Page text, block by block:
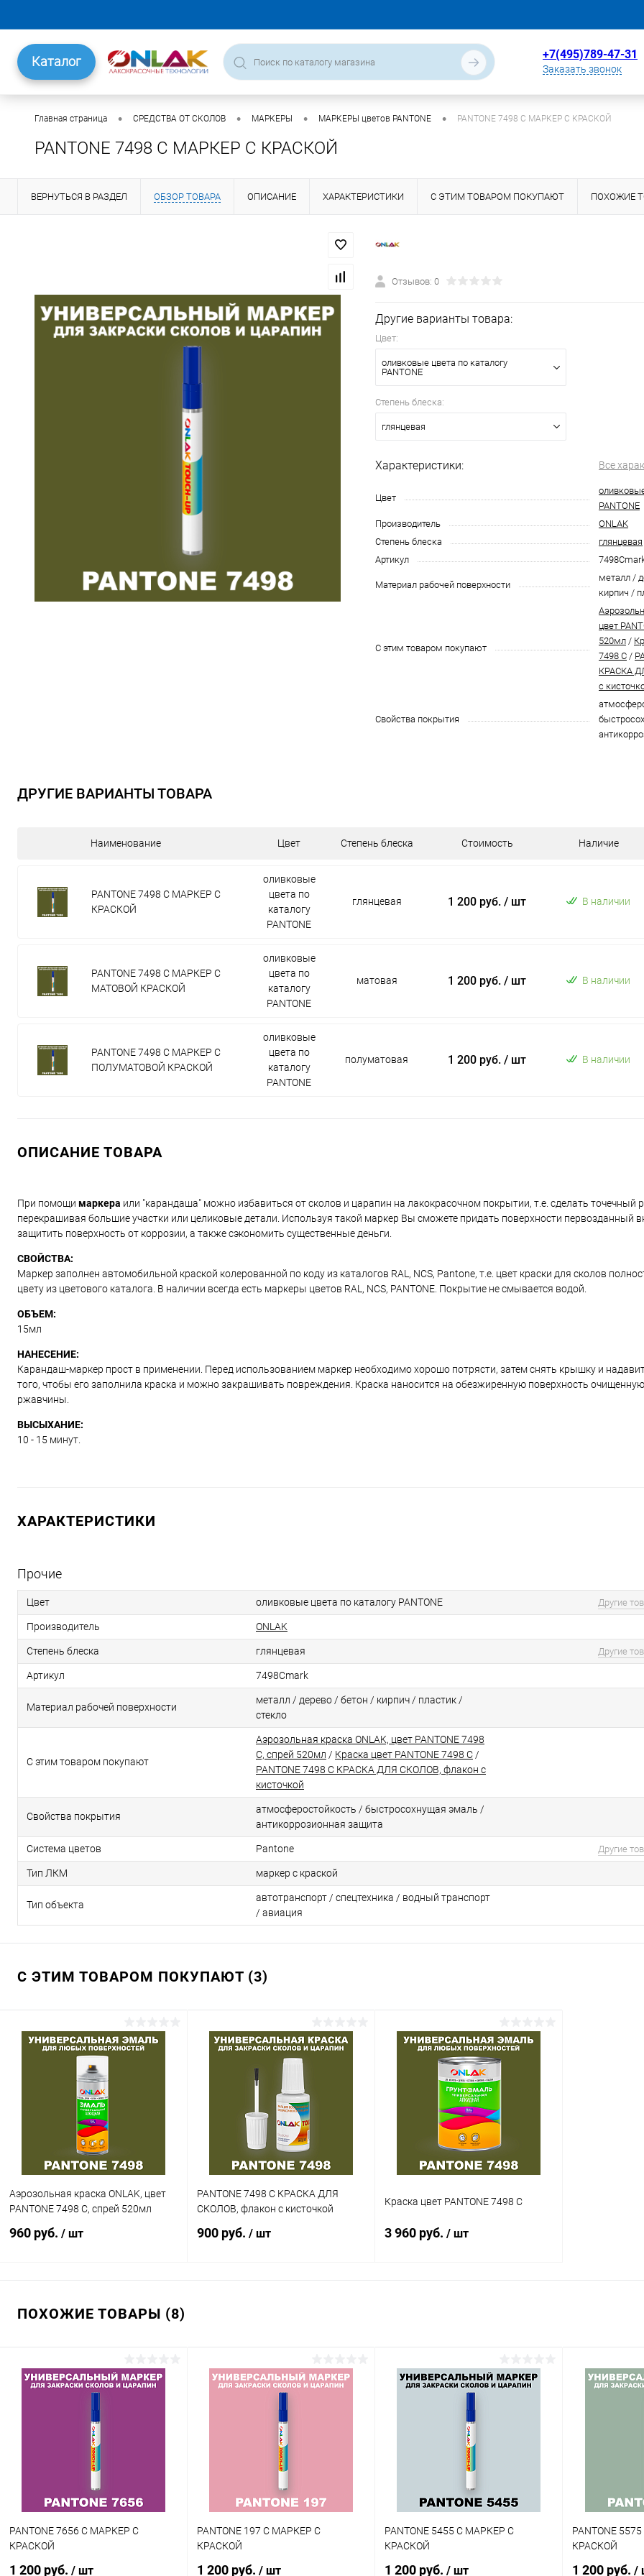
Каталог +7(495)789-47-31
Заказать звонок
Главная страница • СРЕДСТВА ОТ СКОЛОВ • МАРКЕРЫ • МАРКЕРЫ цветов PANTONE • PANTONE 7498 C МАРКЕР С КРАСКОЙ
PANTONE 7498 C МАРКЕР С КРАСКОЙ
ВЕРНУТЬСЯ В РАЗДЕЛ ОБЗОР ТОВАРА ОПИСАНИЕ ХАРАКТЕРИСТИКИ С ЭТИМ ТОВАРОМ ПОКУПАЮТ ПОХОЖИЕ
Отзывов: 0
Другие варианты товара:
Цвет:
оливковые цвета по каталогу
PANTONE
Степень блеска:
глянцевая
Характеристики: Все
Цвет
PANTONE
Производитель
ONLAK
Степень блеска
глянцевая
Артикул
Материал рабочей поверхности
металл /
кирпич /
С этим товаром покупают
цвет
520мл /
7498 C /
КРАСКА
с
Свойства покрытия
ДРУГИЕ ВАРИАНТЫ ТОВАРА
Наименование Цвет Степень блеска Стоимость Наличие
PANTONE 7498 C МАРКЕР С
КРАСКОЙ
оливковые
цвета по
каталогу
PANTONE
глянцевая 1 200 руб. / шт В наличии
PANTONE 7498 C МАРКЕР С
МАТОВОЙ КРАСКОЙ
оливковые
цвета по
каталогу
PANTONE
матовая 1 200 руб. / шт В наличии
PANTONE 7498 C МАРКЕР С
ПОЛУМАТОВОЙ КРАСКОЙ
оливковые
цвета по
каталогу
PANTONE
полуматовая 1 200 руб. / шт В наличии
ОПИСАНИЕ ТОВАРА
При помощи маркера или "карандаша" можно избавиться от сколов и царапин на лакокрасочном покрытии, т.е. сделать точечный
перекрашивая большие участки или целиковые детали. Используя такой маркер Вы сможете придать поверхности первозданный
защитить поверхность от коррозии, а также сэкономить существенные деньги.
СВОЙСТВА:
Маркер заполнен автомобильной краской колерованной по коду из каталогов RAL, NCS, Pantone, т.е. цвет краски для сколов
цвету из цветового каталога. В наличии всегда есть маркеры цветов RAL, NCS, PANTONE. Покрытие не смывается водой.
ОБЪЕМ:
15мл
НАНЕСЕНИЕ:
Карандаш-маркер прост в применении. Перед использованием маркер необходимо хорошо потрясти, затем снять крышку и
того, чтобы его заполнила краска и можно закрашивать повреждения. Краска наносится на обезжиренную поверхность
ржавчины.
ВЫСЫХАНИЕ:
10 - 15 минут.
ХАРАКТЕРИСТИКИ
Прочие
Цвет оливковые цвета по каталогу PANTONE Другие
Производитель ONLAK
Степень блеска глянцевая Другие
Артикул 7498Cmark
Материал рабочей поверхности
металл / дерево / бетон / кирпич / пластик /
стекло
С этим товаром покупают
Аэрозольная краска ONLAK, цвет PANTONE 7498
C, спрей 520мл / Краска цвет PANTONE 7498 C /
PANTONE 7498 C КРАСКА ДЛЯ СКОЛОВ, флакон с
кисточкой
Свойства покрытия
атмосферостойкоcть / быстросохнущая эмаль /
антикоррозионная защита
Система цветов Pantone Другие
Тип ЛКМ маркер с краской
Тип объекта
автотранспорт / спецтехника / водный транспорт
/ авиация
С ЭТИМ ТОВАРОМ ПОКУПАЮТ (3)
Аэрозольная краска ONLAK, цвет
PANTONE 7498 C, спрей 520мл
960 руб. / шт
Цвет:
PANTONE 7498 C КРАСКА ДЛЯ
СКОЛОВ, флакон с кисточкой
900 руб. / шт
Цвет:
матовая
Краска цвет PANTONE 7498 C
3 960 руб. / шт
Цвет:
полуматовая
ПОХОЖИЕ ТОВАРЫ (8)
PANTONE 7656 C МАРКЕР С
КРАСКОЙ
1 200 руб. / шт
PANTONE 197 C МАРКЕР С
КРАСКОЙ
1 200 руб. / шт
PANTONE 5455 C МАРКЕР С
КРАСКОЙ
1 200 руб. / шт
PANTONE
КРАСКОЙ
1 200 руб. /